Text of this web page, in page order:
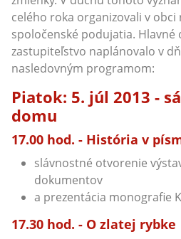
celého roka organizovali v
spoločenské podujatia. Hlavné
zastupiteľstvo naplánovalo v
nasledovným programom:
Piatok: 5. júl 2013 -
domu
17.00 hod. - História v
slávnostné otvorenie
dokumentov
a prezentácia monografie
17.30 hod. - O zlatej rybke